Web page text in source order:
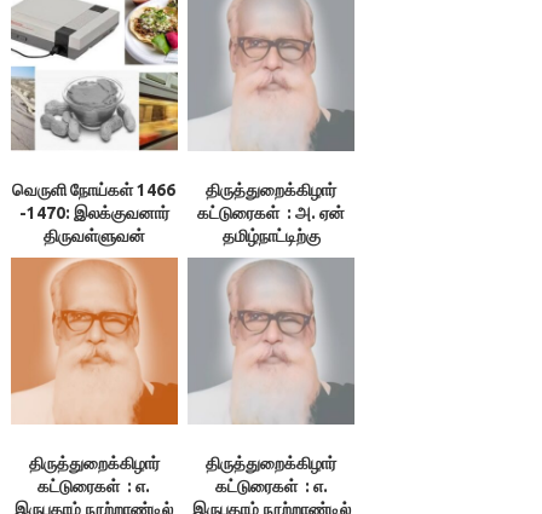
வெருளி நோய்கள் 1466
-1470: இலக்குவனார்
திருவள்ளுவன்
திருத்துறைக்கிழார்
கட்டுரைகள் : அ. ஏன்
தமிழ்நாட்டிற்கு
விடுதலை?
திருத்துறைக்கிழார்
கட்டுரைகள் : எ.
இருபதாம் நூற்றாண்டில்
திருத்துறைக்கிழார்
கட்டுரைகள் : எ.
இருபதாம் நூற்றாண்டில்